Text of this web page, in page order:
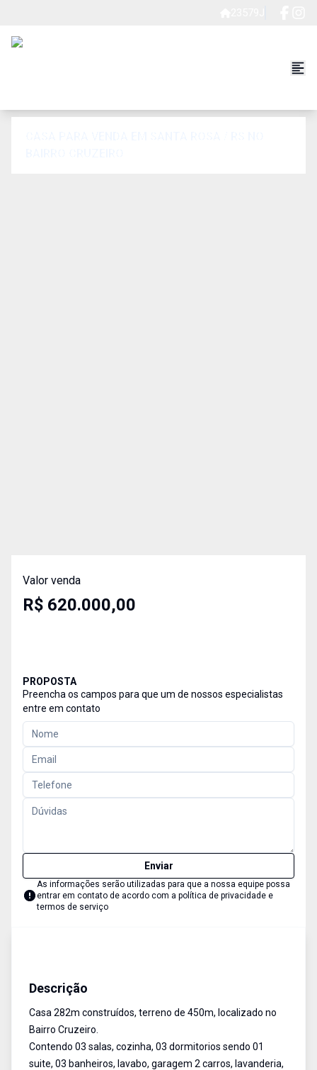
Valor venda
R$ 620.000,00
PROPOSTA
Preencha os campos para que um de nossos especialistas
entre em contato
Enviar
As informações serão utilizadas para que a nossa equipe possa
entrar em contato de acordo com a política de privacidade e
termos de serviço
Descrição
Casa 282m construídos, terreno de 450m, localizado no
Bairro Cruzeiro.
Contendo 03 salas, cozinha, 03 dormitorios sendo 01
suite, 03 banheiros, lavabo, garagem 2 carros, lavanderia,